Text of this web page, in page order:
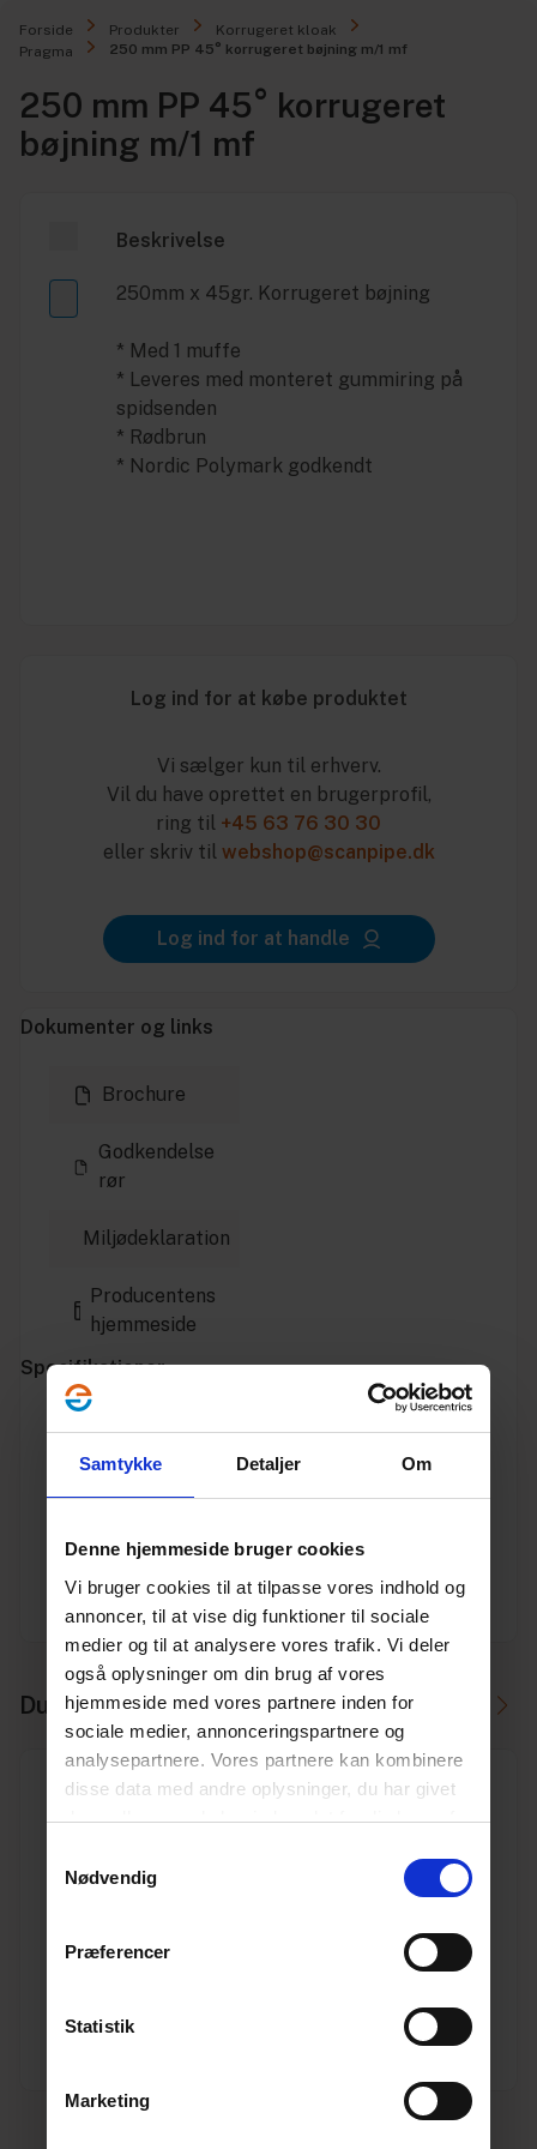
Samtykke Detaljer Om
Denne hjemmeside bruger cookies
Vi bruger cookies til at tilpasse vores indhold og
annoncer, til at vise dig funktioner til sociale
medier og til at analysere vores trafik. Vi deler
også oplysninger om din brug af vores
hjemmeside med vores partnere inden for
sociale medier, annonceringspartnere og
analysepartnere. Vores partnere kan kombinere
disse data med andre oplysninger, du har givet
dem, eller som de har indsamlet fra din brug af
Nødvendig
Præferencer
Statistik
Marketing
Forside Produkter
Korrugeret kloak
Pragma
250 mm PP 45° korrugeret bøjning m/1 mf
250 mm PP 45° korrugeret
bøjning m/1 mf
Beskrivelse
250mm x 45gr. Korrugeret bøjning
* Med 1 muffe
* Leveres med monteret gummiring på
spidsenden
* Rødbrun
* Nordic Polymark godkendt
Log ind for at købe produktet
Vi sælger kun til erhverv.
Vil du have oprettet en brugerprofil,
ring til +45 63 76 30 30
eller skriv til webshop@scanpipe.dk
Log ind for at handle
Dokumenter og links
Brochure
Godkendelse
rør
Miljødeklaration
Producentens
hjemmeside
Specifikationer
Varenummer10198150
Vægt 1.595
Enhed STK.
Dimension 250
Du skal måske også bruge
250 mm Pragma PP korrugeret rør 3,0 m, SN8 m/gi-
Pakkeinfo. STK.
Se produkt